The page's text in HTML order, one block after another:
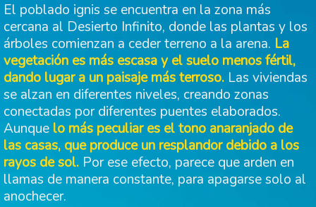
El poblado ignis se encuentra en la zona más
cercana al Desierto Infinito, donde las plantas y los
árboles comienzan a ceder terreno a la arena. La
vegetación es más escasa y el suelo menos fértil,
dando lugar a un paisaje más terroso. Las viviendas
se alzan en diferentes niveles, creando zonas
conectadas por diferentes puentes elaborados.
Aunque lo más peculiar es el tono anaranjado de
las casas, que produce un resplandor debido a los
rayos de sol. Por ese efecto, parece que arden en
llamas de manera constante, para apagarse solo al
anochecer.